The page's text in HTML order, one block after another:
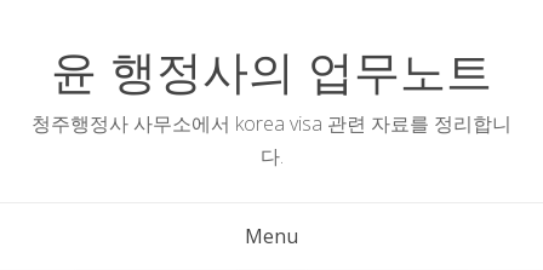
content윤 행정사의 업무노트
청주행정사 사무소에서 korea visa 관련 자료를 정리합니
다.
Menu